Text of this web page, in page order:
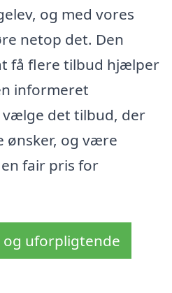
og med vores
netop det. Den
få flere tilbud hjælper
informeret
vælge det tilbud, der
ønsker, og være
fair pris for
og uforpligtende